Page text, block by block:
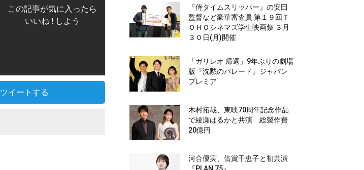
この記事が気に入ったら
いいね ! しよう
ツイートする
『侍タイムスリッパー』の安田
監督など豪華審査員 第１９回Ｔ
ＯＨＯシネマズ学生映画祭 ３月
３０日(月)開催
「ガリレオ 帰還」9年ぶりの劇場
版『沈黙のパレード』ジャパン
プレミア
木村拓哉、東映70周年記念作品
で綾瀬はるかと共演 総製作費
20億円
河合優実、倍賞千恵子と初共演